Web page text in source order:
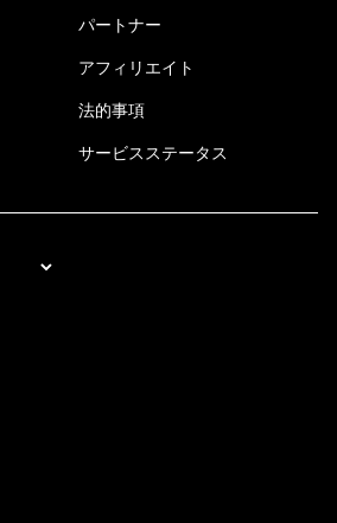
パートナー
アフィリエイト
法的事項
サービスステータス